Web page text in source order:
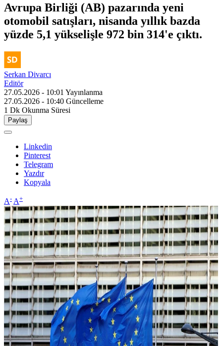
Avrupa Birliği (AB) pazarında yeni
otomobil satışları, nisanda yıllık bazda
yüzde 5,1 yükselişle 972 bin 314'e çıktı.
Serkan Divarcı
Editör
27.05.2026 - 10:01 Yayınlanma
27.05.2026 - 10:40 Güncelleme
1 Dk Okunma Süresi
Paylaş
Linkedin
Pinterest
Telegram
Yazdır
Kopyala
A- A+